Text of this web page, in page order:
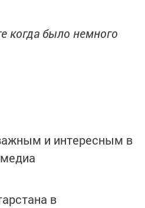
когда было немного
и интересным в
в